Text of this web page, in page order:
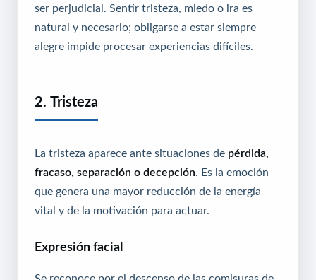
ser perjudicial. Sentir tristeza, miedo o ira es
natural y necesario; obligarse a estar siempre
alegre impide procesar experiencias difíciles.
2. Tristeza
La tristeza aparece ante situaciones de pérdida,
fracaso, separación o decepción . Es la emoción
que genera una mayor reducción de la energía
vital y de la motivación para actuar.
Expresión facial
Se reconoce por el descenso de las comisuras de